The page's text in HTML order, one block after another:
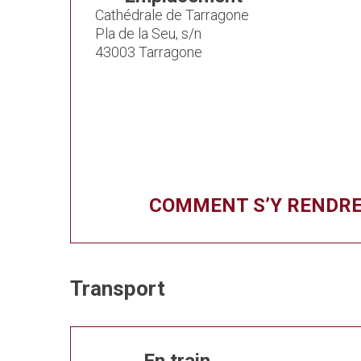
Cathédrale de Tarragone
Pla de la Seu, s/n
43003 Tarragone
COMMENT S’Y
Transport